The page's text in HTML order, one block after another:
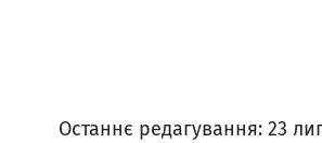
Останнє редагування: 23